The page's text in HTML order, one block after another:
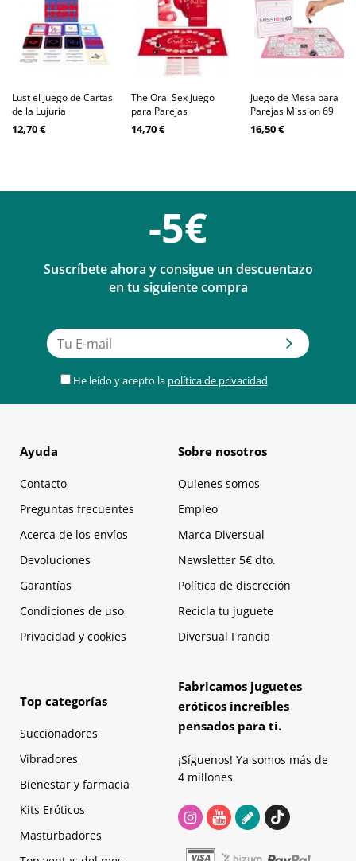
Lust el Juego de Cartas
de la Lujuria
12,70 €
The Oral Sex Juego
para Parejas
14,70 €
Juego de Mesa para
Parejas Mission 69
16,50 €
-5€
Suscríbete ahora y consigue un descuentazo
en tu siguiente compra
He leído y acepto la política de privacidad
Ayuda
Contacto
Preguntas frecuentes
Acerca de los envíos
Devoluciones
Garantías
Condiciones de uso
Privacidad y cookies
Sobre nosotros
Quienes somos
Empleo
Marca Diversual
Newsletter 5€ dto.
Política de discreción
Recicla tu juguete
Diversual Francia
Top categorías
Succionadores
Vibradores
Bienestar y farmacia
Kits Eróticos
Masturbadores
Fabricamos juguetes
eróticos increíbles
pensados para ti.
¡Síguenos! Ya somos más de
4 millones